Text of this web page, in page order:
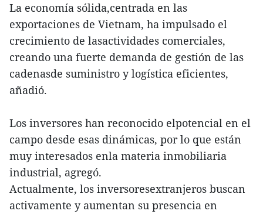
La economía sólida,centrada en las
exportaciones de Vietnam, ha impulsado el
crecimiento de lasactividades comerciales,
creando una fuerte demanda de gestión de las
cadenasde suministro y logística eficientes,
añadió.
Los inversores han reconocido elpotencial en el
campo desde esas dinámicas, por lo que están
muy interesados enla materia inmobiliaria
industrial, agregó.
Actualmente, los inversoresextranjeros buscan
activamente y aumentan su presencia en